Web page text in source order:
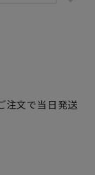
注文で当日発送